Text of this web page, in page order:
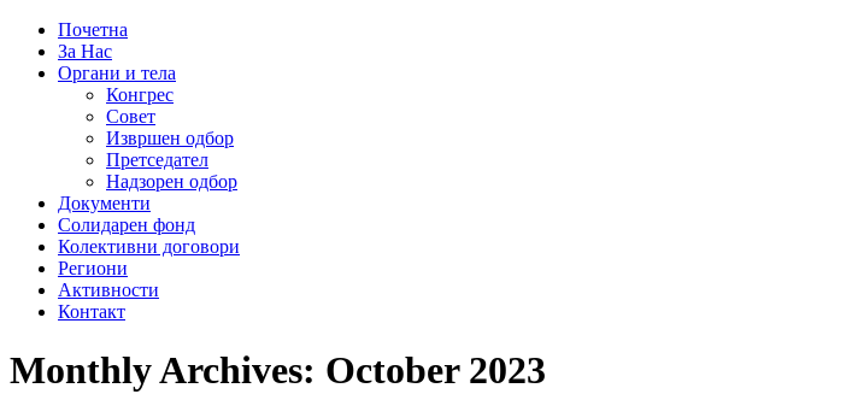
Почетна
За Нас
Органи и тела
Конгрес
Совет
Извршен одбор
Претседател
Надзорен одбор
Документи
Солидарен фонд
Колективни договори
Региони
Активности
Контакт
Monthly Archives: October 2023